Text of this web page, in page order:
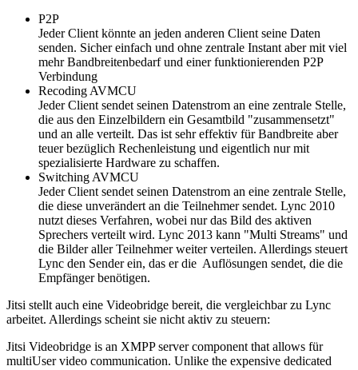
P2P
Jeder Client könnte an jeden anderen Client seine Daten
senden. Sicher einfach und ohne zentrale Instant aber mit viel
mehr Bandbreitenbedarf und einer funktionierenden P2P
Verbindung
Recoding AVMCU
Jeder Client sendet seinen Datenstrom an eine zentrale Stelle,
die aus den Einzelbildern ein Gesamtbild "zusammensetzt"
und an alle verteilt. Das ist sehr effektiv für Bandbreite aber
teuer bezüglich Rechenleistung und eigentlich nur mit
spezialisierte Hardware zu schaffen.
Switching AVMCU
Jeder Client sendet seinen Datenstrom an eine zentrale Stelle,
die diese unverändert an die Teilnehmer sendet. Lync 2010
nutzt dieses Verfahren, wobei nur das Bild des aktiven
Sprechers verteilt wird. Lync 2013 kann "Multi Streams" und
die Bilder aller Teilnehmer weiter verteilen. Allerdings steuert
Lync den Sender ein, das er die Auflösungen sendet, die die
Empfänger benötigen.
Jitsi stellt auch eine Videobridge bereit, die vergleichbar zu Lync
arbeitet. Allerdings scheint sie nicht aktiv zu steuern:
Jitsi Videobridge is an XMPP server component that allows für
multiUser video communication. Unlike the expensive dedicated